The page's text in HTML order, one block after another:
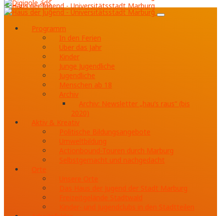
Programm
In den Ferien
Über das Jahr
Kinder
Junge Jugendliche
Jugendliche
Menschen ab 18
Archiv
Archiv: Newsletter „hau’s raus“ (bis
2020)
Aktiv & Kreativ
Politische Bildungsangebote
Umweltbildung
Actionbound-Touren durch Marburg
Selbstgemacht und nachgedacht
Orte
Unsere Orte
Das Haus der Jugend der Stadt Marburg
Freizeitgelände Stadtwald
Kinder- und Jugendclubs in den Stadtteilen